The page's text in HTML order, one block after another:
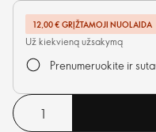
12,00 € GRĮŽTAMOJI NUOLAIDA
Už kiekvieną užsakymą
Prenumeruokite ir